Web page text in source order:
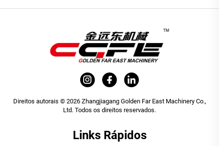
Direitos autorais © 2026 Zhangjiagang Golden Far East Machinery Co.,
Ltd. Todos os direitos reservados.
Links Rápidos